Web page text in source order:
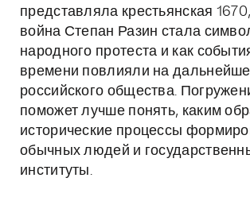
представляла крестьянская
война Степан Разин стала
народного протеста и как
времени повлияли на
российского общества.
поможет лучше понять, каким
исторические процессы
обычных людей и
институты.